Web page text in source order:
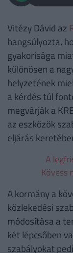
Vitézy Dávid az
hangsúlyozta,
gyakorisága
különösen a
helyzetének
a kérdés túl
megvárják a
az eszközök
eljárás
A
Kövess
A kormány a
közlekedési
módosítása a
két lépcsőben
szabályokat